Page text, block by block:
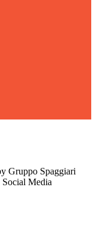
Gruppo Spaggiari
Media